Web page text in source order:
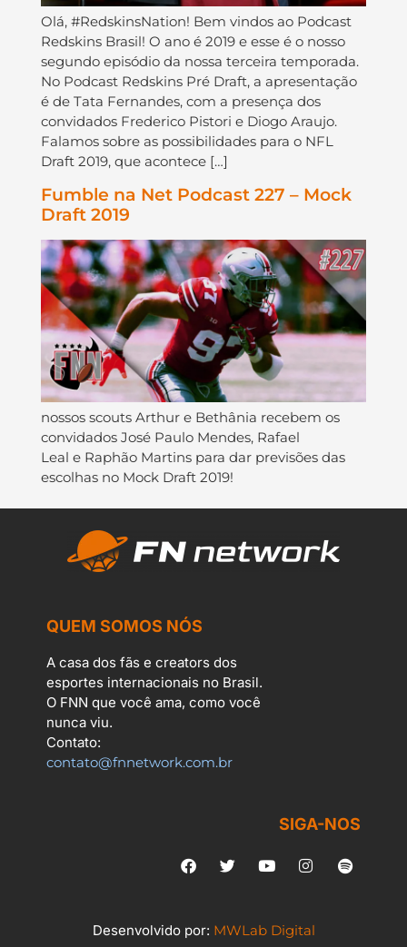
Olá, #RedskinsNation! Bem vindos ao Podcast
Redskins Brasil! O ano é 2019 e esse é o nosso
segundo episódio da nossa terceira temporada.
No Podcast Redskins Pré Draft, a apresentação
é de Tata Fernandes, com a presença dos
convidados Frederico Pistori e Diogo Araujo.
Falamos sobre as possibilidades para o NFL
Draft 2019, que acontece […]
Fumble na Net Podcast 227 – Mock
Draft 2019
nossos scouts Arthur e Bethânia recebem os
convidados José Paulo Mendes, Rafael
Leal e Raphão Martins para dar previsões das
escolhas no Mock Draft 2019!
QUEM SOMOS NÓS
A casa dos fãs e creators dos
esportes internacionais no Brasil.
O FNN que você ama, como você
nunca viu.
Contato:
contato@fnnetwork.com.br
SIGA-NOS
Desenvolvido por: MWLab Digital